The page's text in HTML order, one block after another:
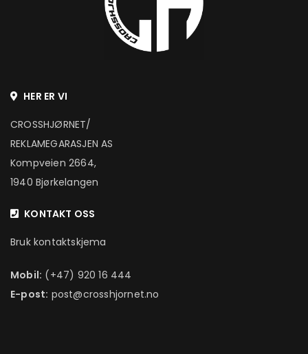
HER ER VI
CROSSHJØRNET/
REKLAMEGARASJEN AS
Kompveien 2664,
1940 Bjørkelangen
KONTAKT OSS
Bruk kontaktskjema
Mobil: (+47) 920 16 444
E-post: post@crosshjornet.no